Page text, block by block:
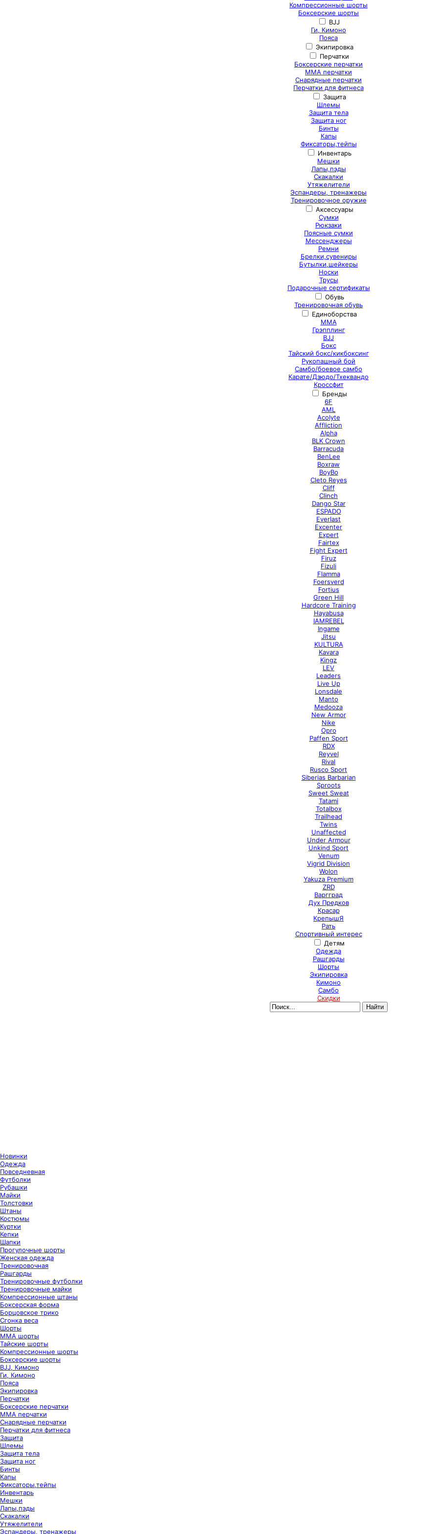
Компрессионные шорты
Боксерские шорты
BJJ
Ги, Кимоно
Пояса
Экипировка
Перчатки
Боксерские перчатки
ММА перчатки
Снарядные перчатки
Перчатки для фитнеса
Защита
Шлемы
Защита тела
Защита ног
Бинты
Капы
Фиксаторы,тейпы
Инвентарь
Мешки
Лапы,пэды
Скакалки
Утяжелители
Эспандеры, тренажеры
Тренировочное оружие
Аксессуары
Сумки
Рюкзаки
Поясные сумки
Мессенджеры
Ремни
Брелки,сувениры
Бутылки,шейкеры
Носки
Трусы
Подарочные сертификаты
Обувь
Тренировочная обувь
Единоборства
ММА
Грэпплинг
BJJ
Бокс
Тайский бокс/кикбоксинг
Рукопашный бой
Самбо/боевое самбо
Карате/Дзюдо/Тхеквандо
Кроссфит
Бренды
6F
AML
Acolyte
Affliction
Alpha
BLK Crown
Barracuda
BenLee
Boxraw
BoyBo
Cleto Reyes
Cliff
Clinch
Dango Star
ESPADO
Everlast
Excenter
Expert
Fairtex
Fight Expert
Firuz
Fizuli
Flamma
Foersverd
Fortius
Green Hill
Hardcore Training
Hayabusa
IAMREBEL
Ingame
Jitsu
KULTURA
Kavara
Kingz
LEV
Leaders
Live Up
Lonsdale
Manto
Medooza
New Armor
Nike
Opro
Paffen Sport
RDX
Reyvel
Rival
Rusco Sport
Siberias Barbarian
Sproots
Sweet Sweat
Tatami
Totalbox
Trailhead
Twins
Unaffected
Under Armour
Unkind Sport
Venum
Vigrid Division
Wolon
Yakuza Premium
ZRD
Варгград
Дух Предков
Красар
КрепышЯ
Рать
Спортивный интерес
Детям
Одежда
Рашгарды
Шорты
Экипировка
Кимоно
Самбо
Скидки
Новинки
Одежда
Повседневная
Футболки
Рубашки
Майки
Толстовки
Штаны
Костюмы
Куртки
Кепки
Шапки
Прогулочные шорты
Женская одежда
Тренировочная
Рашгарды
Тренировочные футболки
Тренировочные майки
Компрессионные штаны
Боксерская форма
Борцовское трико
Сгонка веса
Шорты
ММА шорты
Тайские шорты
Компрессионные шорты
Боксерские шорты
BJJ, Кимоно
Ги, Кимоно
Пояса
Экипировка
Перчатки
Боксерские перчатки
ММА перчатки
Снарядные перчатки
Перчатки для фитнеса
Защита
Шлемы
Защита тела
Защита ног
Бинты
Капы
Фиксаторы,тейпы
Инвентарь
Мешки
Лапы,пэды
Скакалки
Утяжелители
Эспандеры, тренажеры